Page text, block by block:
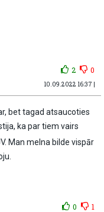
2 0
10.09.2022 16:37 |
bet tagad atsaucoties
ka par tiem vairs
Man melna bilde vispār
0 1